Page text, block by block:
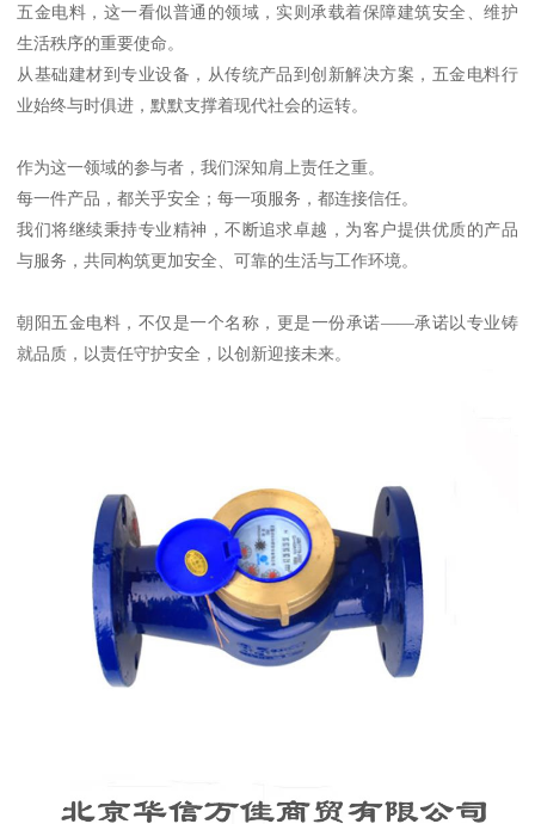
五金电料，这一看似普通的领域，实则承载着保障建筑安全、维护
生活秩序的重要使命。
从基础建材到专业设备，从传统产品到创新解决方案，五金电料行
业始终与时俱进，默默支撑着现代社会的运转。
作为这一领域的参与者，我们深知肩上责任之重。
每一件产品，都关乎安全；每一项服务，都连接信任。
我们将继续秉持专业精神，不断追求卓越，为客户提供优质的产品
与服务，共同构筑更加安全、可靠的生活与工作环境。
朝阳五金电料，不仅是一个名称，更是一份承诺——承诺以专业铸
就品质，以责任守护安全，以创新迎接未来。